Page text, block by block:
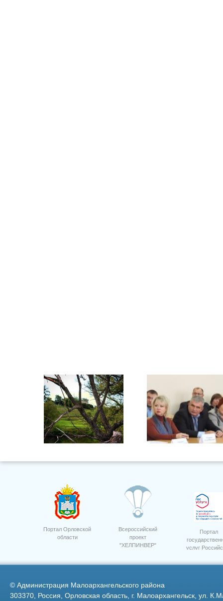
Администрация города
Портал Орловской
области
Всероссийский
проект
"ХЕЛПИНВЕР"
Портал
услуг
© Администрация Малоархангельского района
303370, Россия, Орловская область, г. Малоархангельск, ул.